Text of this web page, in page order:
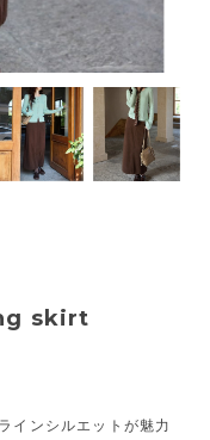
skirt
インシルエットが魅力